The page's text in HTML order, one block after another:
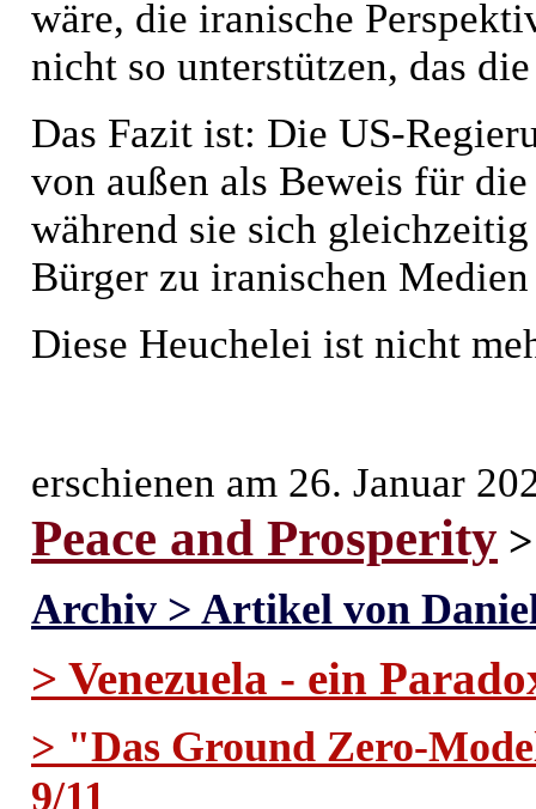
wäre, die iranische
nicht so unterstützen, das
Das Fazit ist: Die US-
von außen als Beweis für
während sie sich
Bürger zu iranischen
Diese Heuchelei ist nicht
erschienen am 26. Januar
Peace and Prosperity
Archiv > Artikel von
> Venezuela - ein
> "Das Ground Zero-
9/11